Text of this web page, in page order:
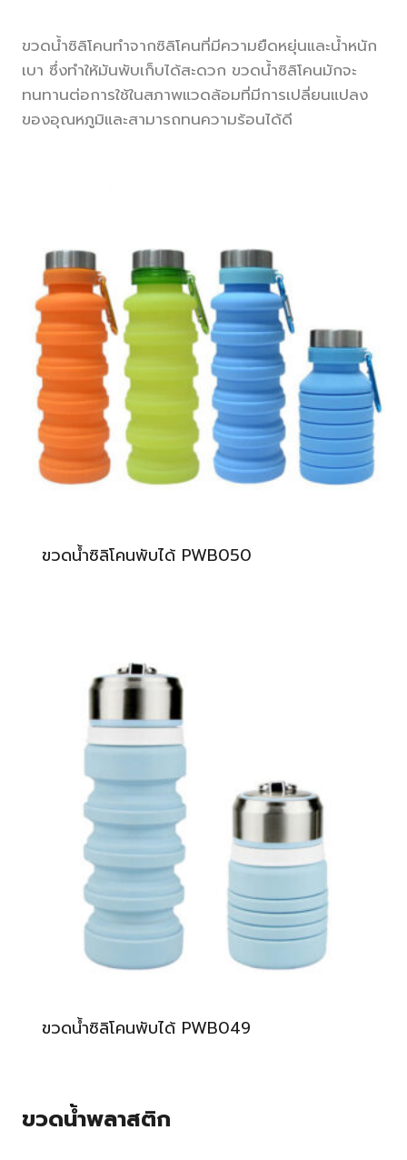
ขวดน้ำซิลิโคนทำจากซิลิโคนที่มีความยืดหยุ่นและน้ำหนัก
เบา ซึ่งทำให้มันพับเก็บได้สะดวก ขวดน้ำซิลิโคนมักจะ
ทนทานต่อการใช้ในสภาพแวดล้อมที่มีการเปลี่ยนแปลง
ของอุณหภูมิและสามารถทนความร้อนได้ดี
ขวดน้ำซิลิโคนพับได้ PWB050
ขวดน้ำซิลิโคนพับได้ PWB049
ขวดน้ำพลาสติก